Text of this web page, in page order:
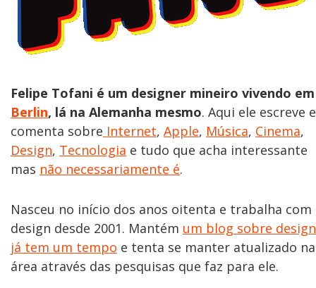
Felipe Tofani é um designer mineiro vivendo em
Berlin, lá na Alemanha mesmo. Aqui ele escreve e
comenta sobre Internet, Apple, Música, Cinema,
Design, Tecnologia e tudo que acha interessante
mas não necessariamente é.
Nasceu no início dos anos oitenta e trabalha com
design desde 2001. Mantém um blog sobre design
já tem um tempo e tenta se manter atualizado na
área através das pesquisas que faz para ele.